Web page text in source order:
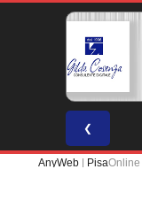
❮
AnyWeb | PisaOnline